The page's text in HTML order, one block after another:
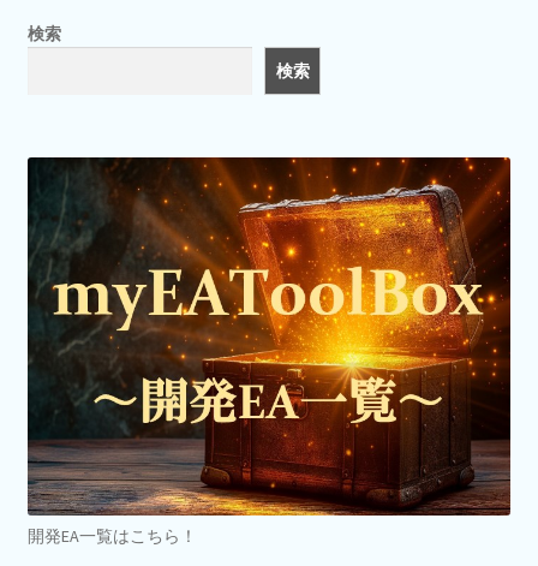
検索
検索
開発EA一覧はこちら！